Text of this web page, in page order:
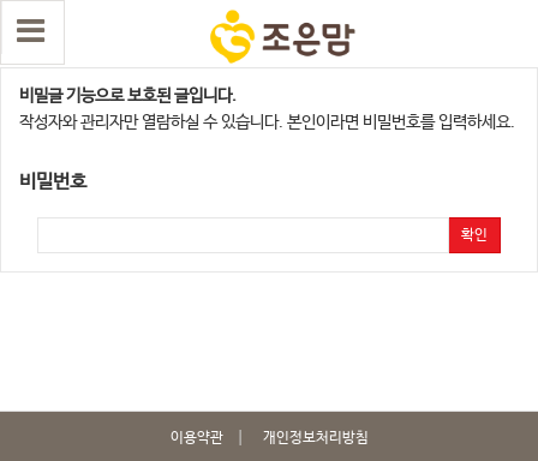
김천지점
비밀글 기능으로 보호된 글입니다.
작성자와 관리자만 열람하실 수 있습니다. 본인이라면 비밀번호를 입력하세요.
비밀번호
확인
이용약관 개인정보처리방침